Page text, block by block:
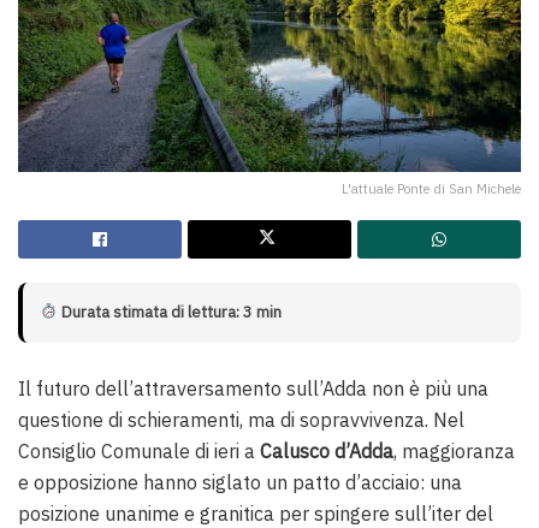
L'attuale Ponte di San Michele
Durata stimata di lettura: 3 min
Il futuro dell’attraversamento sull’Adda non è più una
questione di schieramenti, ma di sopravvivenza. Nel
Consiglio Comunale di ieri a Calusco d’Adda, maggioranza
e opposizione hanno siglato un patto d’acciaio: una
posizione unanime e granitica per spingere sull’iter del